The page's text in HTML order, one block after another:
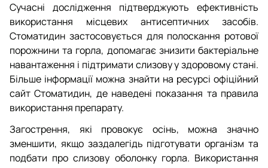
Сучасні дослідження підтверджують ефективність
використання місцевих антисептичних засобів.
Стоматидин застосовується для полоскання ротової
порожнини та горла, допомагає знизити бактеріальне
навантаження і підтримати слизову у здоровому стані.
Більше інформації можна знайти на ресурсі офіційний
сайт Стоматидин, де наведені показання та правила
використання препарату.
Загострення, які провокує осінь, можна значно
зменшити, якщо заздалегідь підготувати організм та
подбати про слизову оболонку горла. Використання